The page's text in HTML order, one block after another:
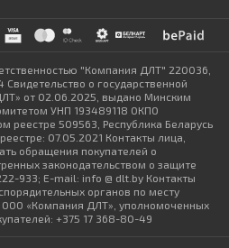
"Компания ДЛТ" 220036,
о государственной
от 02.06.2025, выдано Минским
УНП 193489118 ОКПО
реестре 509563, Республика Беларусь
07.05.2021 Контакты лица,
обращения покупателей о
законодательством о защите
933; E-mail: info @ dlt.by Контакты
органов по месту
ООО «Компания ДЛТ», уполномоченных
+375 17 368-80-49